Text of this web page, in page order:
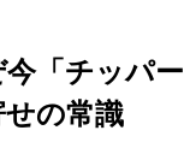
「チッパ
せの常識